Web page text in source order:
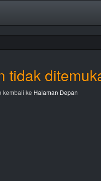
tidak
kembali ke Halaman Depan